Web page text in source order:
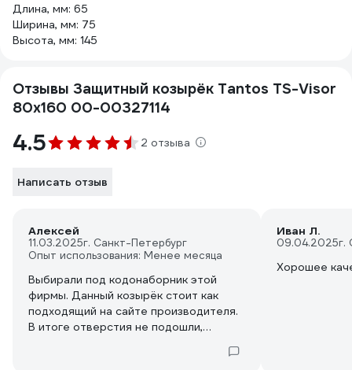
Длина, мм: 65
Ширина, мм: 75
Высота, мм: 145
Отзывы Защитный козырёк Tantos TS-Visor
80x160 00-00327114
4.5 2 отзыва
Написать отзыв
Алексей
11.03.2025г. Санкт-Петербург
Опыт использования: Менее месяца
Выбирали под кодонаборник этой
фирмы. Данный козырёк стоит как
подходящий на сайте производителя.
В итоге отверстия не подошли,
Иван Л.
09.04.2025г.
Хорошее